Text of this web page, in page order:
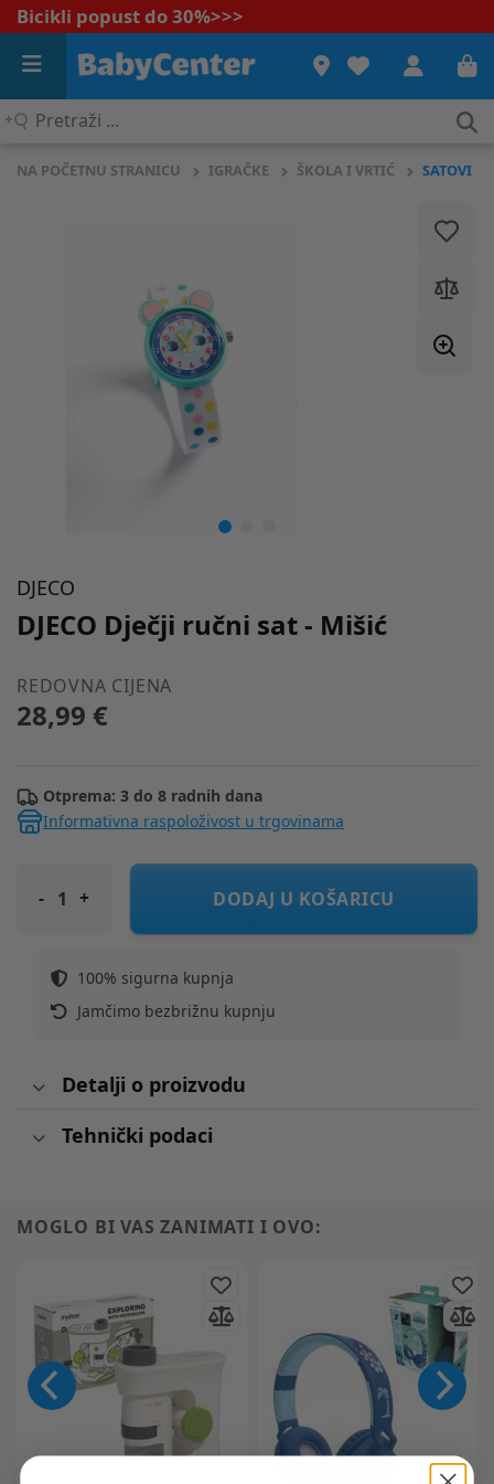
Bicikli popust do 30%>>>
Pretraži
NA POČETNU STRANICU IGRAČKE ŠKOLA I VRTIĆ SATOVI
DJECO
DJECO Dječji ručni sat - Mišić
REDOVNA CIJENA
28,99 €
Otprema: 3 do 8 radnih dana
Informativna raspoloživost u trgovinama
DJECO Dječji ručni sat - Mišić
DODAJ U KOŠARICU
100% sigurna kupnja
Jamčimo bezbrižnu kupnju
Detalji o proizvodu
Tehnički podaci
MOGLO BI VAS ZANIMATI I OVO: